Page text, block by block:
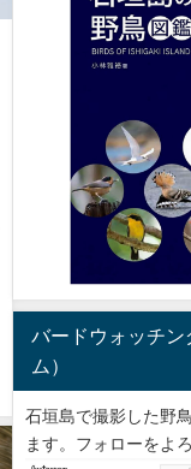
バードウォッチン
ム）
石垣島で撮影した野
ます。フォローをよ